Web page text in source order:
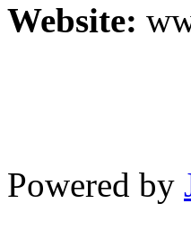
Website:
Powered by